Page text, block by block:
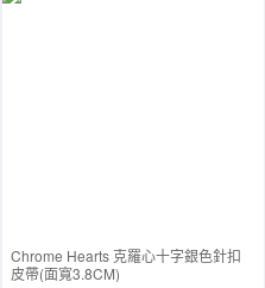
Chrome Hearts 克羅心十字銀色針扣
皮帶(面寬3.8CM)